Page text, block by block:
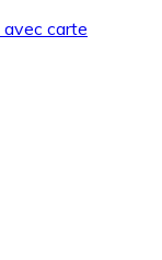
avec carte